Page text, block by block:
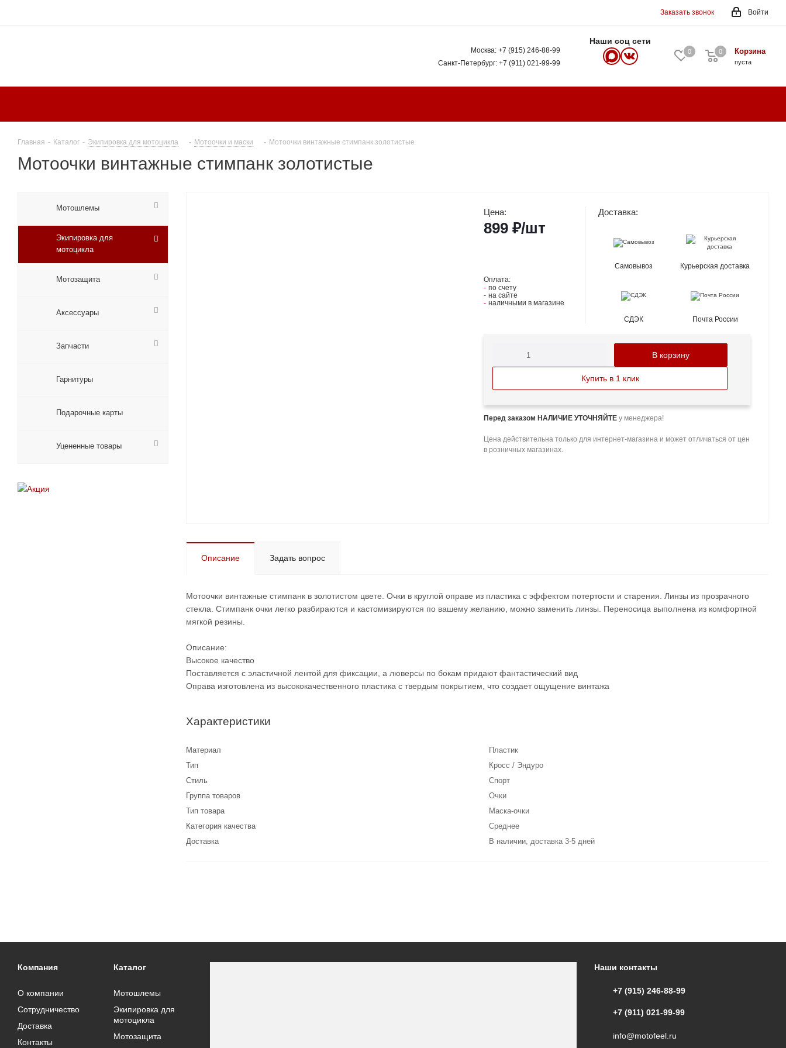
Войти
Заказать звонок
Москва: +7 (915) 246-88-99
Санкт-Петербург: +7 (911) 021-99-99
Наши соц сети
0 Корзина
0
пуста
0
Главная - Каталог - Экипировка для мотоцикла - Мотоочки и маски - Мотоочки винтажные стимпанк золотистые
Мотоочки винтажные стимпанк золотистые
Цена:
899 ₽/шт
Оплата:
по счету
на сайте
наличными в магазине
В корзину
Купить в 1 клик
Доставка:
Самовывоз Курьерская доставка
СДЭК Почта России
Перед заказом НАЛИЧИЕ УТОЧНЯЙТЕ у менеджера!
Цена действительна только для интернет-магазина и может отличаться от цен
в розничных магазинах.
Описание Задать вопрос
Мотоочки винтажные стимпанк в золотистом цвете. Очки в круглой оправе из пластика с эффектом потертости и старения. Линзы из прозрачного
стекла. Стимпанк очки легко разбираются и кастомизируются по вашему желанию, можно заменить линзы. Переносица выполнена из комфортной
мягкой резины.
Описание:
Высокое качество
Поставляется с эластичной лентой для фиксации, а люверсы по бокам придают фантастический вид
Оправа изготовлена из высококачественного пластика с твердым покрытием, что создает ощущение винтажа
Характеристики
Материал
Пластик
Тип
Кросс / Эндуро
Стиль
Спорт
Группа товаров
Очки
Тип товара
Маска-очки
Категория качества
Среднее
Доставка
В наличии, доставка 3-5 дней
Мотошлемы
Экипировка для
мотоцикла
Мотозащита
Аксессуары
Запчасти
Гарнитуры
Подарочные карты
Уцененные товары
Компания
О компании
Сотрудничество
Доставка
Контакты
Каталог
Мотошлемы
Экипировка для
мотоцикла
Мотозащита
Наши контакты
+7 (915) 246-88-99
+7 (911) 021-99-99
info@motofeel.ru